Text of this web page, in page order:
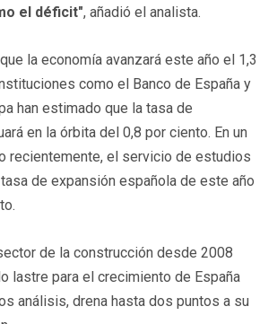
el déficit", añadió el analista.
la economía avanzará este año el 1,3
como el Banco de España y
han estimado que la tasa de
en la órbita del 0,8 por ciento. En un
recientemente, el servicio de estudios
de expansión española de este año
de la construcción desde 2008
lastre para el crecimiento de España
análisis, drena hasta dos puntos a su